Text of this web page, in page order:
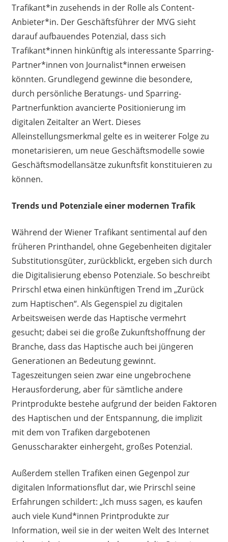
Trafikant*in zusehends in der Rolle als Content-
Anbieter*in. Der Geschäftsführer der MVG sieht
darauf aufbauendes Potenzial, dass sich
Trafikant*innen hinkünftig als interessante Sparring-
Partner*innen von Journalist*innen erweisen
könnten. Grundlegend gewinne die besondere,
durch persönliche Beratungs- und Sparring-
Partnerfunktion avancierte Positionierung im
digitalen Zeitalter an Wert. Dieses
Alleinstellungsmerkmal gelte es in weiterer Folge zu
monetarisieren, um neue Geschäftsmodelle sowie
Geschäftsmodellansätze zukunftsfit konstituieren zu
können.
Trends und Potenziale einer modernen Trafik
Während der Wiener Trafikant sentimental auf den
früheren Printhandel, ohne Gegebenheiten digitaler
Substitutionsgüter, zurückblickt, ergeben sich durch
die Digitalisierung ebenso Potenziale. So beschreibt
Prirschl etwa einen hinkünftigen Trend im „Zurück
zum Haptischen“. Als Gegenspiel zu digitalen
Arbeitsweisen werde das Haptische vermehrt
gesucht; dabei sei die große Zukunftshoffnung der
Branche, dass das Haptische auch bei jüngeren
Generationen an Bedeutung gewinnt.
Tageszeitungen seien zwar eine ungebrochene
Herausforderung, aber für sämtliche andere
Printprodukte bestehe aufgrund der beiden Faktoren
des Haptischen und der Entspannung, die implizit
mit dem von Trafiken dargebotenen
Genusscharakter einhergeht, großes Potenzial.
Außerdem stellen Trafiken einen Gegenpol zur
digitalen Informationsflut dar, wie Prirschl seine
Erfahrungen schildert: „Ich muss sagen, es kaufen
auch viele Kund*innen Printprodukte zur
Information, weil sie in der weiten Welt des Internet